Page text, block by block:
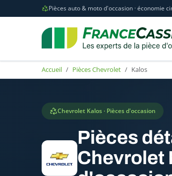
Pièces auto & moto d'occasion · économie
Accueil Pièces Chevrolet Kalos
Chevrolet Kalos · Pièces d'occasion
Pièces
Chevrolet